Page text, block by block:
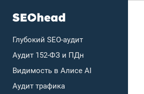
Глубокий SEO-аудит
Аудит 152-ФЗ и ПДн
Видимость в Алисе AI
Аудит трафика